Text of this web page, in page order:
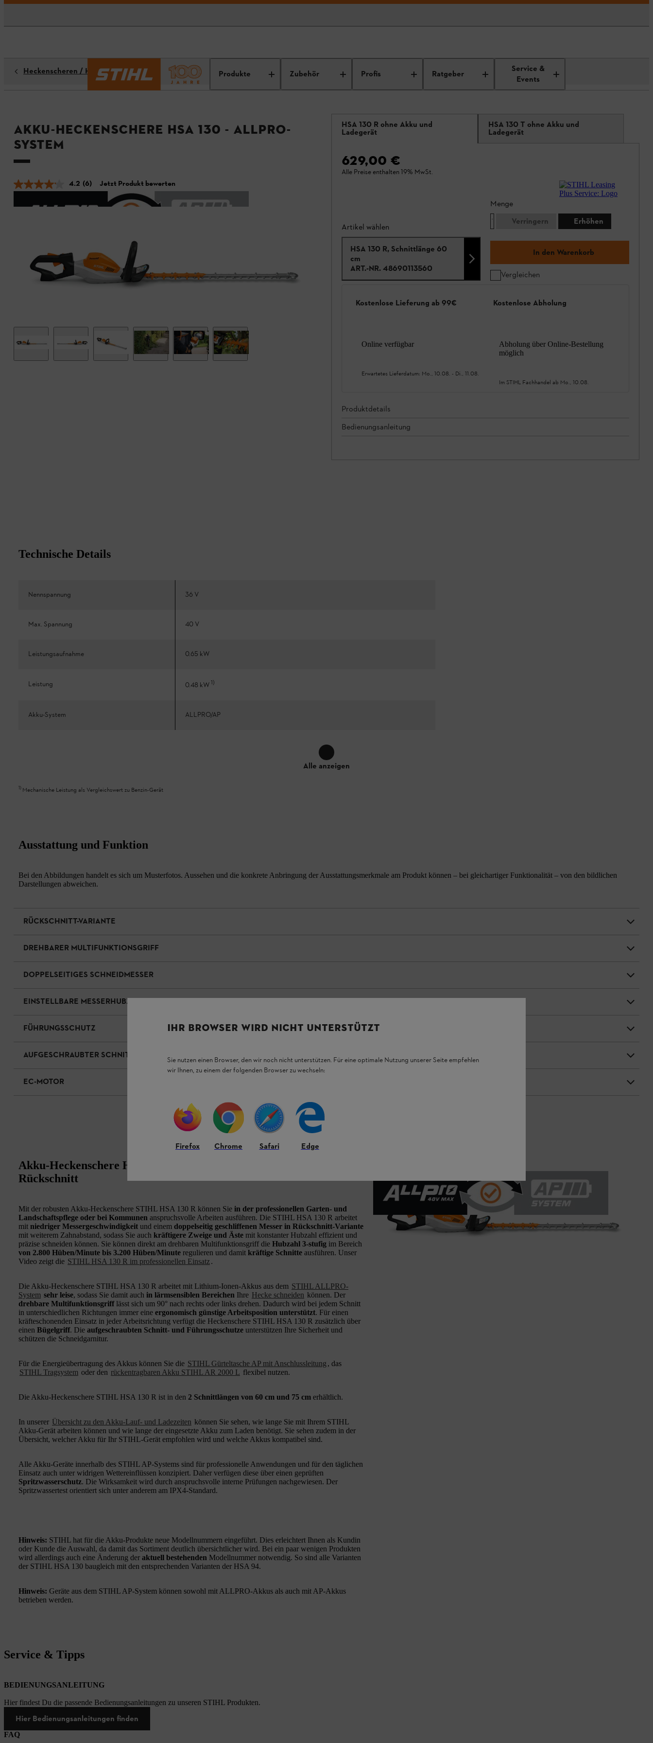
Produkte Zubehör Profis Ratgeber
Service &
Events
Heckenscheren / Heckenschneider
Akku-Heckenschere HSA 130 - ALLPRO-
System
4.2 (6) Jetzt Produkt bewerten
HSA 130 R ohne Akku und
Ladegerät
HSA 130 T ohne Akku und
Ladegerät
629,00 €
Alle Preise enthalten 19% MwSt.
Artikel wählen
HSA 130 R, Schnittlänge 60
cm
ART.-NR. 48690113560
Menge
Verringern
Erhöhen
In den Warenkorb
Vergleichen
Kostenlose Lieferung ab 99€
Online verfügbar
Erwartetes Lieferdatum: Mo., 10.08. - Di., 11.08.
Kostenlose Abholung
Abholung über Online-Bestellung
möglich
Im STIHL Fachhandel ab Mo., 10.08.
Produktdetails
Bedienungsanleitung
Technische Details
Nennspannung 36 V
Max. Spannung 40 V
Leistungsaufnahme 0.65 kW
Leistung 0.48 kW1)
Akku-System ALLPRO/AP
Alle anzeigen
1) Mechanische Leistung als Vergleichswert zu Benzin-Gerät
Ausstattung und Funktion
Bei den Abbildungen handelt es sich um Musterfotos. Aussehen und die konkrete Anbringung der Ausstattungsmerkmale am Produkt können – bei gleichartiger Funktionalität – von den bildlichen
Darstellungen abweichen.
RÜCKSCHNITT-VARIANTE
DREHBARER MULTIFUNKTIONSGRIFF
DOPPELSEITIGES SCHNEIDMESSER
EINSTELLBARE MESSERHUBZAHL
FÜHRUNGSSCHUTZ
AUFGESCHRAUBTER SCHNITTSCHUTZ
EC-MOTOR
Akku-Heckenschere HSA 130 R: Profi-Gerät für kraftvollen
Rückschnitt
Mit der robusten Akku-Heckenschere STIHL HSA 130 R können Sie in der professionellen Garten- und
Landschaftspflege oder bei Kommunen anspruchsvolle Arbeiten ausführen. Die STIHL HSA 130 R arbeitet
mit niedriger Messergeschwindigkeit und einem doppelseitig geschliffenen Messer in Rückschnitt-Variante
mit weiterem Zahnabstand, sodass Sie auch kräftigere Zweige und Äste mit konstanter Hubzahl effizient und
präzise schneiden können. Sie können direkt am drehbaren Multifunktionsgriff die Hubzahl 3-stufig im Bereich
von 2.800 Hüben/Minute bis 3.200 Hüben/Minute regulieren und damit kräftige Schnitte ausführen. Unser
Video zeigt die STIHL HSA 130 R im professionellen Einsatz.
Die Akku-Heckenschere STIHL HSA 130 R arbeitet mit Lithium-Ionen-Akkus aus dem STIHL ALLPRO-
System sehr leise, sodass Sie damit auch in lärmsensiblen Bereichen Ihre Hecke schneiden können. Der
drehbare Multifunktionsgrifflässt sich um 90° nach rechts oder links drehen. Dadurch wird bei jedem Schnitt
in unterschiedlichen Richtungen immer eine ergonomisch günstige Arbeitsposition unterstützt. Für einen
kräfteschonenden Einsatz in jeder Arbeitsrichtung verfügt die Heckenschere STIHL HSA 130 R zusätzlich über
einen Bügelgriff. Die aufgeschraubten Schnitt- und Führungsschutze unterstützen Ihre Sicherheit und
schützen die Schneidgarnitur.
Für die Energieübertragung des Akkus können Sie die STIHL Gürteltasche AP mit Anschlussleitung , das
STIHL Tragsystem oder den rückentragbaren Akku STIHL AR 2000 L flexibel nutzen.
Die Akku-Heckenschere STIHL HSA 130 R ist in den 2 Schnittlängen von 60 cm und 75 cm erhältlich.
In unserer Übersicht zu den Akku-Lauf- und Ladezeiten können Sie sehen, wie lange Sie mit Ihrem STIHL
Akku-Gerät arbeiten können und wie lange der eingesetzte Akku zum Laden benötigt. Sie sehen zudem in der
Übersicht, welcher Akku für Ihr STIHL-Gerät empfohlen wird und welche Akkus kompatibel sind.
Alle Akku-Geräte innerhalb des STIHL AP-Systems sind für professionelle Anwendungen und für den täglichen
Einsatz auch unter widrigen Wettereinflüssen konzipiert. Daher verfügen diese über einen geprüften
Spritzwasserschutz. Die Wirksamkeit wird durch anspruchsvolle interne Prüfungen nachgewiesen. Der
Spritzwassertest orientiert sich unter anderem am IPX4-Standard.
Hinweis: STIHL hat für die Akku-Produkte neue Modellnummern eingeführt. Dies erleichtert Ihnen als Kundin
oder Kunde die Auswahl, da damit das Sortiment deutlich übersichtlicher wird. Bei ein paar wenigen Produkten
wird allerdings auch eine Änderung der aktuell bestehenden Modellnummer notwendig. So sind alle Varianten
der STIHL HSA 130 baugleich mit den entsprechenden Varianten der HSA 94.
Hinweis: Geräte aus dem STIHL AP-System können sowohl mit ALLPRO-Akkus als auch mit AP-Akkus
betrieben werden.
Service & Tipps
BEDIENUNGSANLEITUNG
Hier findest Du die passende Bedienungsanleitungen zu unseren STIHL Produkten.
Hier Bedienungsanleitungen finden
FAQ
IHR BROWSER WIRD NICHT UNTERSTÜTZT
Sie nutzen einen Browser, den wir noch nicht unterstützen. Für eine optimale Nutzung unserer Seite empfehlen
wir Ihnen, zu einem der folgenden Browser zu wechseln:
Firefox Chrome Safari Edge